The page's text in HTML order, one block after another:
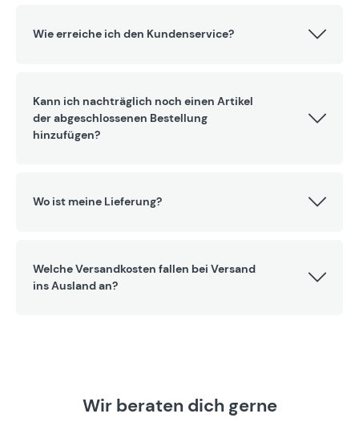
Wie erreiche ich den Kundenservice?
Kann ich nachträglich noch einen Artikel
der abgeschlossenen Bestellung
hinzufügen?
Wo ist meine Lieferung?
Welche Versandkosten fallen bei Versand
ins Ausland an?
Wir beraten dich gerne